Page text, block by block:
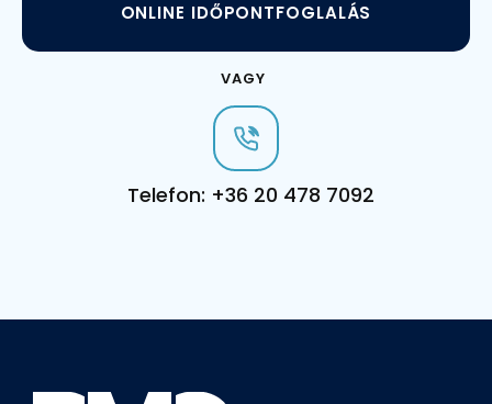
ONLINE IDŐPONTFOGLALÁS
VAGY
Telefon: +36 20 478 7092